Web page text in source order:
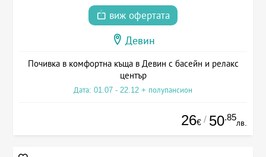
виж офертата
Девин
Почивка в комфортна къща в Девин с басейн и релакс
център
Дата: 01.07 - 22.12 + полупансион
26€ / 50.85
лв.